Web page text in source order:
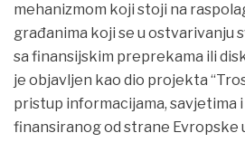
mehanizmom koji stoji na
građanima koji se u ostvarivanju
sa finansijskim preprekama ili
je objavljen kao dio projekta
pristup informacijama, savjetima
finansiranog od strane Evropske